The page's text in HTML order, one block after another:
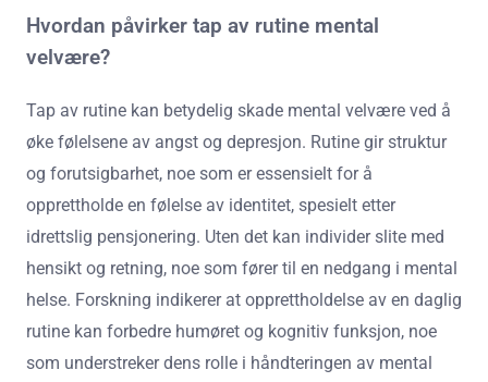
Hvordan påvirker tap av rutine mental
velvære?
Tap av rutine kan betydelig skade mental velvære ved å
øke følelsene av angst og depresjon. Rutine gir struktur
og forutsigbarhet, noe som er essensielt for å
opprettholde en følelse av identitet, spesielt etter
idrettslig pensjonering. Uten det kan individer slite med
hensikt og retning, noe som fører til en nedgang i mental
helse. Forskning indikerer at opprettholdelse av en daglig
rutine kan forbedre humøret og kognitiv funksjon, noe
som understreker dens rolle i håndteringen av mental